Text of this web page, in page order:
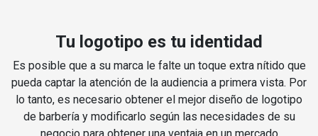
Tu logotipo es tu identidad
Es posible que a su marca le falte un toque extra nítido que
pueda captar la atención de la audiencia a primera vista. Por
lo tanto, es necesario obtener el mejor diseño de logotipo
de barbería y modificarlo según las necesidades de su